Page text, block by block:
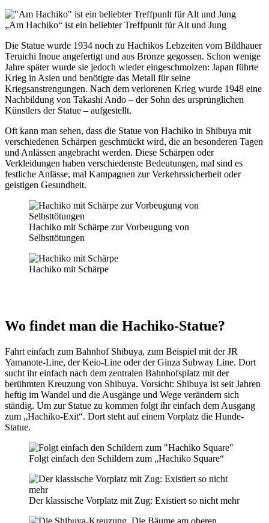
„Am Hachiko“ ist ein beliebter Treffpunlt für Alt und Jung
Die Statue wurde 1934 noch zu Hachikos Lebzeiten vom Bildhauer
Teruichi Inoue angefertigt und aus Bronze gegossen. Schon wenige
Jahre später wurde sie jedoch wieder eingeschmolzen: Japan führte
Krieg in Asien und benötigte das Metall für seine
Kriegsanstrengungen. Nach dem verlorenen Krieg wurde 1948 eine
Nachbildung von Takashi Ando – der Sohn des ursprünglichen
Künstlers der Statue – aufgestellt.
Oft kann man sehen, dass die Statue von Hachiko in Shibuya mit
verschiedenen Schärpen geschmückt wird, die an besonderen Tagen
und Anlässen angebracht werden. Diese Schärpen oder
Verkleidungen haben verschiedenste Bedeutungen, mal sind es
festliche Anlässe, mal Kampagnen zur Verkehrssicherheit oder
geistigen Gesundheit.
Hachiko mit Schärpe zur Vorbeugung von
Selbsttötungen
Hachiko mit Schärpe
Wo findet man die Hachiko-Statue?
Fahrt einfach zum Bahnhof Shibuya, zum Beispiel mit der JR
Yamanote-Line, der Keio-Line oder der Ginza Subway Line. Dort
sucht ihr einfach nach dem zentralen Bahnhofsplatz mit der
berühmten Kreuzung von Shibuya. Vorsicht: Shibuya ist seit Jahren
heftig im Wandel und die Ausgänge und Wege verändern sich
ständig. Um zur Statue zu kommen folgt ihr einfach dem Ausgang
zum „Hachiko-Exit“. Dort steht auf einem Vorplatz die Hunde-
Statue.
Folgt einfach den Schildern zum „Hachiko Square“
Der klassische Vorplatz mit Zug: Existiert so nicht mehr